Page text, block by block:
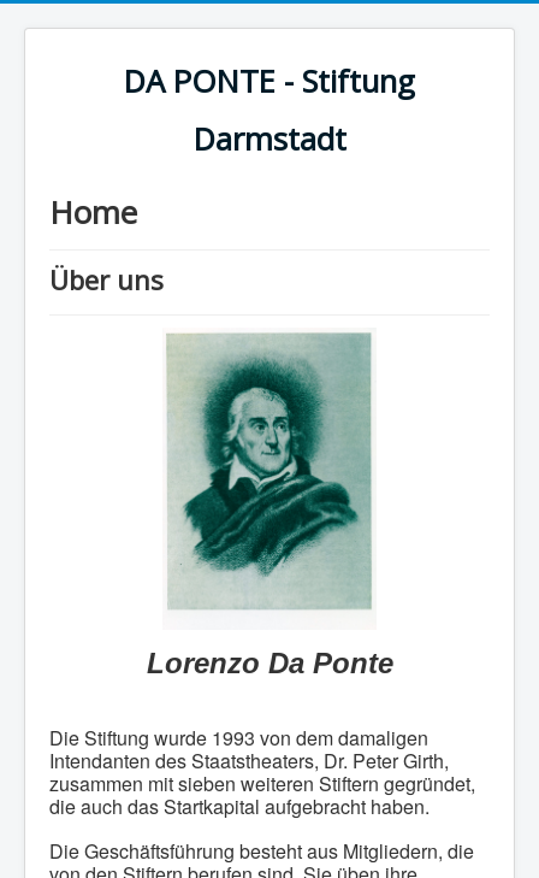
DA PONTE - Stiftung
Darmstadt
Home
Über uns
Lorenzo Da Ponte
Die Stiftung wurde 1993 von dem damaligen
Intendanten des Staatstheaters, Dr. Peter Girth,
zusammen mit sieben weiteren Stiftern gegründet,
die auch das Startkapital aufgebracht haben.
Die Geschäftsführung besteht aus Mitgliedern, die